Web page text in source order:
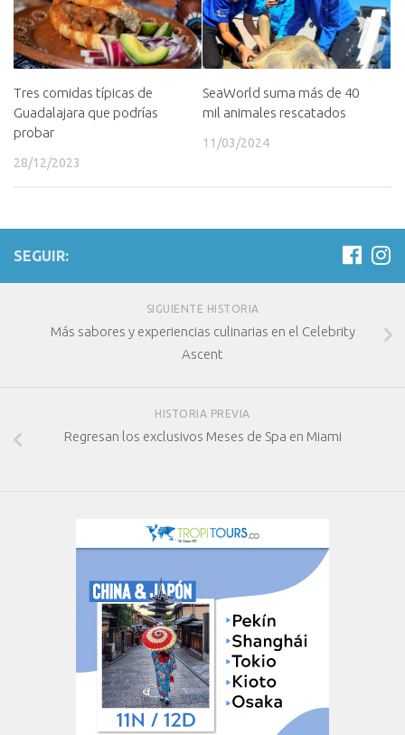
Tres comidas típicas de
Guadalajara que podrías
probar
28/12/2023
SeaWorld suma más de 40
mil animales rescatados
11/03/2024
SEGUIR:
SIGUIENTE HISTORIA
Más sabores y experiencias culinarias en el Celebrity
Ascent
HISTORIA PREVIA
Regresan los exclusivos Meses de Spa en Miami